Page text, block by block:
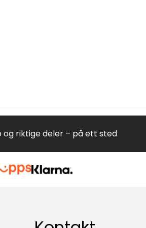
og riktige deler – på ett sted